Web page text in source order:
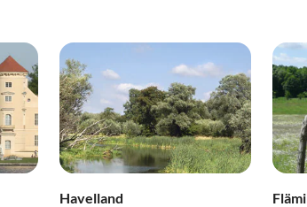
Havelland